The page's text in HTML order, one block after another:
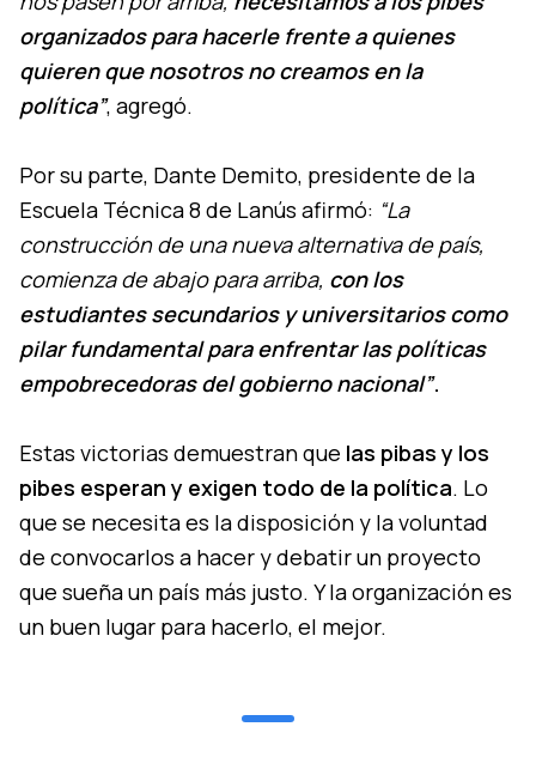
organizados para hacerle frente a quienes
quieren que nosotros no creamos en la
política”, agregó.
Por su parte, Dante Demito, presidente de la
Escuela Técnica 8 de Lanús afirmó: “La
construcción de una nueva alternativa de país,
comienza de abajo para arriba, con los
estudiantes secundarios y universitarios como
pilar fundamental para enfrentar las políticas
empobrecedoras del gobierno nacional”.
Estas victorias demuestran que las pibas y los
pibes esperan y exigen todo de la política. Lo
que se necesita es la disposición y la voluntad
de convocarlos a hacer y debatir un proyecto
que sueña un país más justo. Y la organización es
un buen lugar para hacerlo, el mejor.